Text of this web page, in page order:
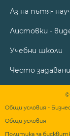
Аз на пътя-
Листовки -
Учебни школи
Често
©
Общи условия -
Общи условия
Политика за